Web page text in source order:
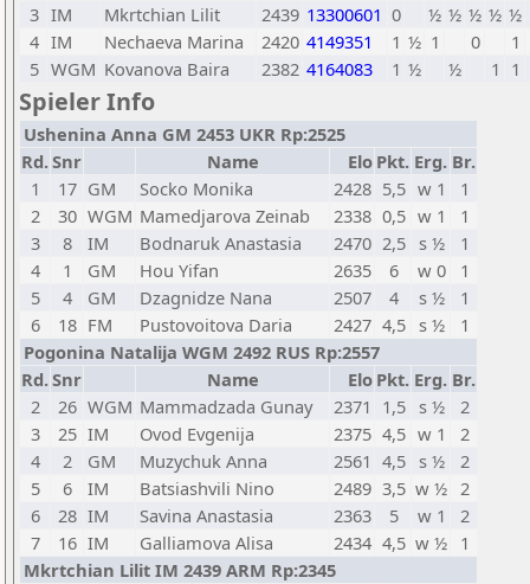
3 IM Mkrtchian Lilit 2439 13300601 0 ½ ½ ½ ½ ½
4 IM Nechaeva Marina 2420 4149351 1 ½ 1 0
1
5 WGM Kovanova Baira 2382 4164083 1 ½ ½ 1 1
Spieler Info
Ushenina Anna GM 2453 UKR Rp:2525
Rd.Snr Name Elo Pkt. Erg. Br.
1
17 GM Socko Monika 2428 5,5 w 1
1
2
30 WGM Mamedjarova Zeinab 2338 0,5 w 1
1
3
8 IM Bodnaruk Anastasia 2470 2,5 s ½
1
4
1 GM Hou Yifan 2635 6 w 0
1
5
4 GM Dzagnidze Nana 2507 4 s ½
1
6
18 FM Pustovoitova Daria 2427 4,5 s ½
1
Pogonina Natalija WGM 2492 RUS Rp:2557
Rd.Snr Name Elo Pkt. Erg. Br.
2
26 WGM Mammadzada Gunay 2371 1,5 s ½
2
3
25 IM Ovod Evgenija 2375 4,5 w 1
2
4
2 GM Muzychuk Anna 2561 4,5 s ½
2
5
6 IM Batsiashvili Nino 2489 3,5 w ½ 2
6
28 IM Savina Anastasia 2363 5 w 1
2
7
16 IM Galliamova Alisa 2434 4,5 w ½ 1
Mkrtchian Lilit IM 2439 ARM Rp:2345